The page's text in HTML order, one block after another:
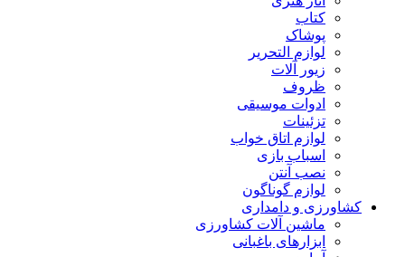
کتاب
پوشاک
لوازم التحریر
زیور آلات
ظروف
ادوات موسیقی
تزئینات
لوازم اتاق خواب
اسباب بازی
نصب آنتن
لوازم گوناگون
کشاورزی و دامداری
ماشین آلات کشاورزی
ابزارهای باغبانی